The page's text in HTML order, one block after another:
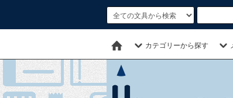
カテゴリーから探す